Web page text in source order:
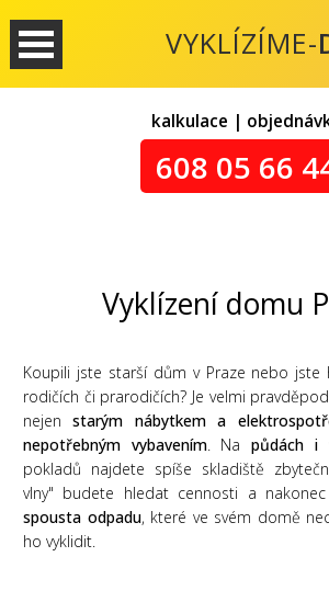
VYKLÍZÍME-
kalkulace |
608 05 66
Vyklízení domu
Koupili jste starší dům v Praze nebo jste
rodičích či prarodičích? Je velmi
nejenstarým nábytkem a
nepotřebným vybavením. Napůdách i
pokladů najdete spíše skladiště
vlny" budete hledat cennosti a
spousta odpadu, které ve svém domě
ho vyklidit.